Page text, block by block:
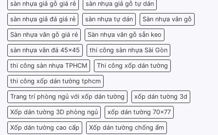
sàn nhựa giả gỗ giá rẻ sàn nhựa giả gỗ tự dán
sàn nhựa giả đá giá rẻ sàn nhựa tự dán Sàn nhựa vân gỗ
Sàn nhựa vân gỗ giá rẻ Sàn nhựa vân gỗ sẵn keo
sàn nhựa vân đá 45x45 thi công sàn nhựa Sài Gòn
thi công sàn nhựa TPHCM Thi công xốp dán tường
thi công xốp dán tường tphcm
Trang trí phòng ngủ với xốp dán tường xốp dán tường 3d
Xốp dán tường 3D phòng ngủ xốp dán tường 70x77
Xốp dán tường cao cấp Xốp dán tường chống ẩm